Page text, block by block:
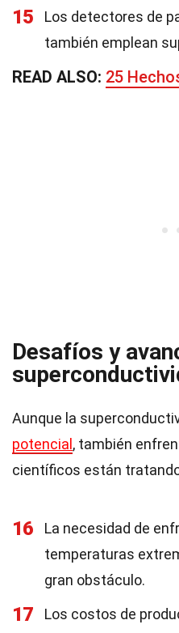
15 Los detectores de
también emplean
READ ALSO: 25
Desafíos y
Aunque la
potencial , también
científicos están
16
La necesidad de
temperaturas
gran obstáculo.
17
Los costos de